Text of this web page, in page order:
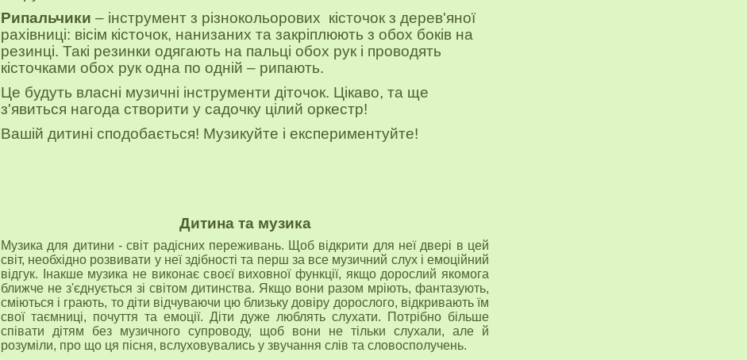
Рипальчики – інструмент з різнокольорових кісточок з дерев'яної
рахівниці: вісім кісточок, нанизаних та закріплюють з обох боків на
резинці. Такі резинки одягають на пальці обох рук і проводять
кісточками обох рук одна по одній – рипають.
Це будуть власні музичні інструменти діточок. Цікаво, та ще
з'явиться нагода створити у садочку цілий оркестр!
Вашій дитині сподобається! Музикуйте і експериментуйте!
Дитина та музика
Музика для дитини - світ радісних переживань. Щоб відкрити для неї двері в цей
світ, необхідно розвивати у неї здібності та перш за все музичний слух і емоційний
відгук. Інакше музика не виконає своєї виховної функції, якщо дорослий якомога
ближче не з'єднується зі світом дитинства. Якщо вони разом мріють, фантазують,
сміються і грають, то діти відчуваючи цю близьку довіру дорослого, відкривають їм
свої таємниці, почуття та емоції. Діти дуже люблять слухати. Потрібно більше
співати дітям без музичного супроводу, щоб вони не тільки слухали, але й
розуміли, про що ця пісня, вслуховувались у звучання слів та словосполучень.